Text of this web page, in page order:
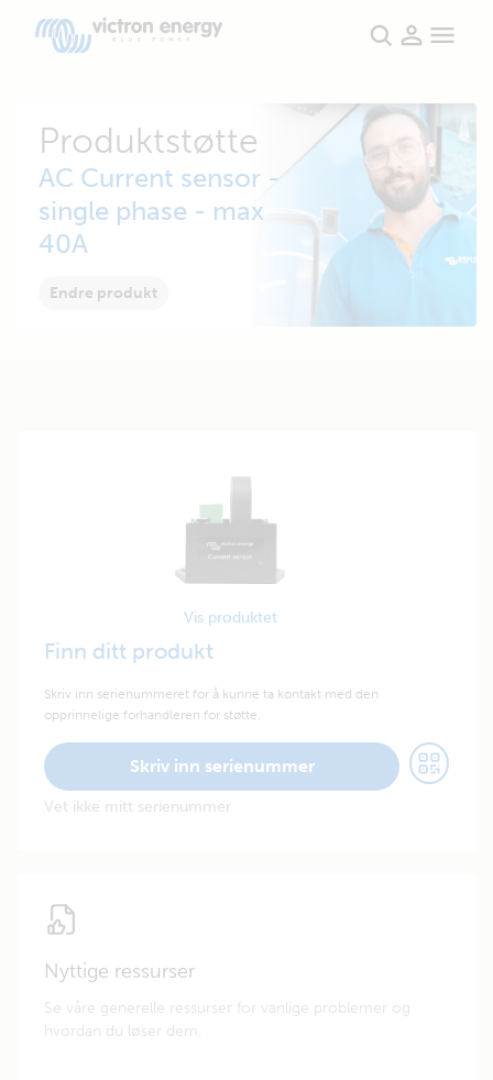
Produktstøtte
AC Current sensor -
single phase - max
40A
Endre produkt
Vis produktet
Finn ditt produkt
Skriv inn serienummeret for å kunne ta kontakt med den
opprinnelige forhandleren for støtte.
Skriv inn serienummer
Vet ikke mitt serienummer
Nyttige ressurser
Se våre generelle ressurser for vanlige problemer og
hvordan du løser dem.